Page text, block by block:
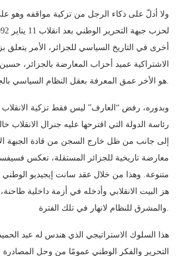
ولا أدلّ على ذكاء الرجل من تزكية مواقفه وهو
أخرى في التاريخ السياسي للجزائر، الأمر يتعلق
الاشتراكية عميد أحزاب المعارضة بالجزائر،
هو الأخر عمق المعرفة بعقل النظام السياسي بالجزائر وبنيته وتكوينه.
وبدوره، رفض “العارف” ليس فقط تزكية
رئاسة الدولة التي اقترحها عليه جنرال الانقلاب
إلى جانب من ظل خارج السجن من قادة الجبهة
معارضة تاريخية للجزائر المستقلة، تعكس
متنوعة. وهذا من خلال عقد سانت إيجيديو الوطني
هز البيت الانقلابي وأدخله في أزمة داخلية
والمشرق للنظام لانهار في تلك الفترة.
هذا السلوك الاستراتيجي الذي هندس له عبد
التحرير والفكر الوطني عمومًا من وحل المصادرة